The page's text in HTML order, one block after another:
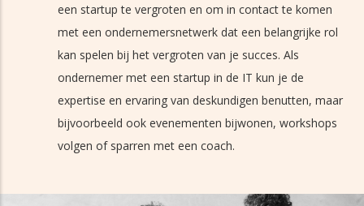
een startup te vergroten en om in contact te komen
met een ondernemersnetwerk dat een belangrijke rol
kan spelen bij het vergroten van je succes. Als
ondernemer met een startup in de IT kun je de
expertise en ervaring van deskundigen benutten, maar
bijvoorbeeld ook evenementen bijwonen, workshops
volgen of sparren met een coach.